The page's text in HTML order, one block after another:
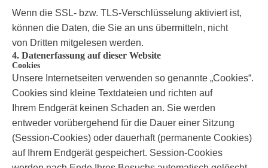
Wenn die SSL- bzw. TLS-Verschlüsselung aktiviert ist,
können die Daten, die Sie an uns übermitteln, nicht
von Dritten mitgelesen werden.
4. Datenerfassung auf dieser Website
Cookies
Unsere Internetseiten verwenden so genannte „Cookies“.
Cookies sind kleine Textdateien und richten auf
Ihrem Endgerät keinen Schaden an. Sie werden
entweder vorübergehend für die Dauer einer Sitzung
(Session-Cookies) oder dauerhaft (permanente Cookies)
auf Ihrem Endgerät gespeichert. Session-Cookies